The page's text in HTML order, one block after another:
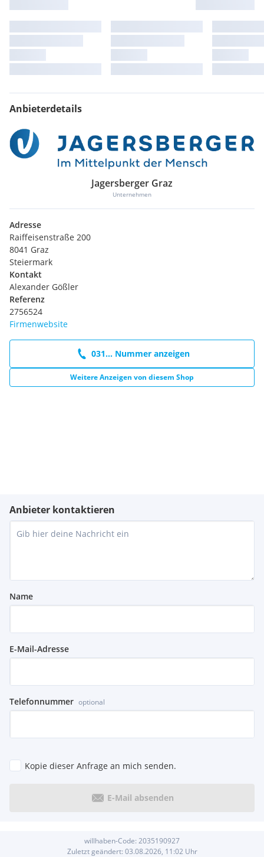
Anbieterdetails
Jagersberger Graz
Unternehmen
Adresse
Raiffeisenstraße 200
8041 Graz
Steiermark
Kontakt
Alexander Gößler
Referenz
2756524
Firmenwebsite
031... Nummer anzeigen
Weitere Anzeigen von diesem Shop
Anbieter kontaktieren
Name
E-Mail-Adresse
Telefonnummer optional
Kopie dieser Anfrage an mich senden.
E-Mail absenden
willhaben-Code: 2035190927
Zuletzt geändert: 03.08.2026, 11:02 Uhr